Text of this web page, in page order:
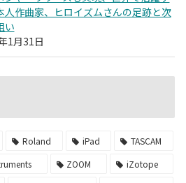
人作曲家、ヒロイズムさんの足跡と次
い
1月31日
Roland iPad
TASCAM
ZOOM
iZotope